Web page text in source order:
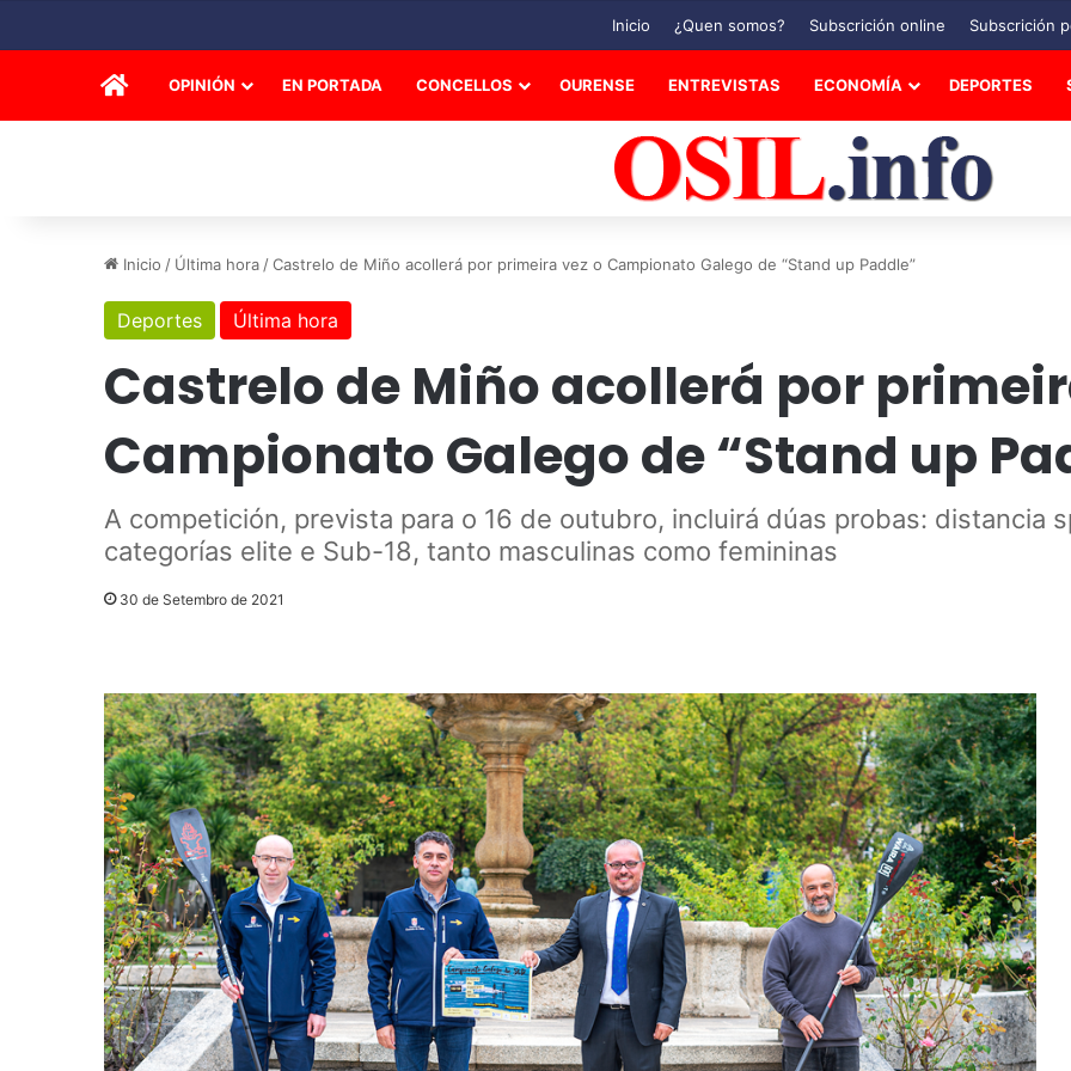
Inicio ¿Quen somos? Subscrición online Subscrición
INICIOOPINIÓN EN PORTADA CONCELLOS OURENSE ENTREVISTAS ECONOMÍA DEPORTES
Inicio / Última hora /Castrelo de Miño acollerá por primeira vez o Campionato Galego de “Stand up Paddle”
Deportes Última hora
Castrelo de Miño acollerá por
Campionato Galego de “Stand up
A competición, prevista para o 16 de outubro, incluirá dúas probas: distancia
categorías elite e Sub-18, tanto masculinas como femininas
30 de Setembro de 2021